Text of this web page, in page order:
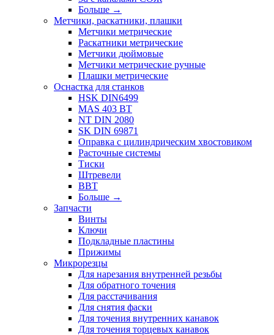
Больше →
Метчики, раскатники, плашки
Метчики метрические
Раскатники метрические
Метчики дюймовые
Метчики метрические ручные
Плашки метрические
Оснастка для станков
HSK DIN6499
MAS 403 BT
NT DIN 2080
SK DIN 69871
Оправка с цилиндрическим хвостовиком
Расточные системы
Тиски
Штревели
BBT
Больше →
Запчасти
Винты
Ключи
Подкладные пластины
Прижимы
Микрорезцы
Для нарезания внутренней резьбы
Для обратного точения
Для расстачивания
Для снятия фаски
Для точения внутренних канавок
Для точения торцевых канавок